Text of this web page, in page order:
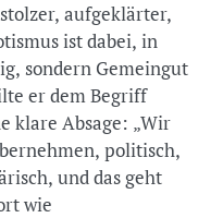
aufgeklärter,
ist dabei, in
sondern Gemeingut
er dem Begriff
klare Absage: „Wir
politisch,
und das geht
wie